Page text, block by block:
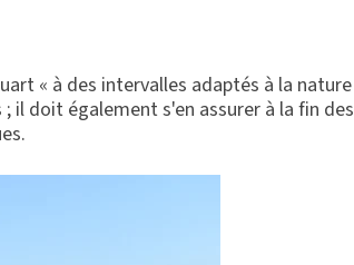
« à des intervalles adaptés à la nature
il doit également s'en assurer à la fin des